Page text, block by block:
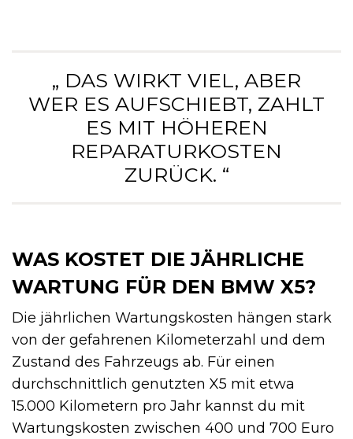
„ DAS WIRKT VIEL, ABER
WER ES AUFSCHIEBT, ZAHLT
ES MIT HÖHEREN
REPARATURKOSTEN
ZURÜCK. “
WAS KOSTET DIE JÄHRLICHE
WARTUNG FÜR DEN BMW X5?
Die jährlichen Wartungskosten hängen stark
von der gefahrenen Kilometerzahl und dem
Zustand des Fahrzeugs ab. Für einen
durchschnittlich genutzten X5 mit etwa
15.000 Kilometern pro Jahr kannst du mit
Wartungskosten zwischen 400 und 700 Euro